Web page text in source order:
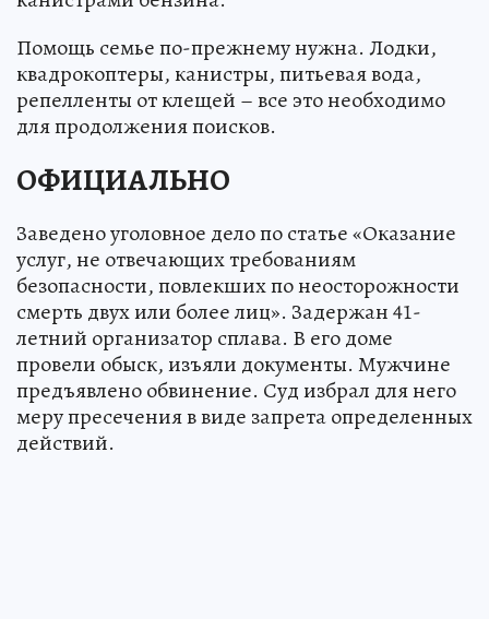
Помощь семье по-прежнему нужна. Лодки,
квадрокоптеры, канистры, питьевая вода,
репелленты от клещей – все это необходимо
для продолжения поисков.
ОФИЦИАЛЬНО
Заведено уголовное дело по статье «Оказание
услуг, не отвечающих требованиям
безопасности, повлекших по неосторожности
смерть двух или более лиц». Задержан 41-
летний организатор сплава. В его доме
провели обыск, изъяли документы. Мужчине
предъявлено обвинение. Суд избрал для него
меру пресечения в виде запрета определенных
действий.